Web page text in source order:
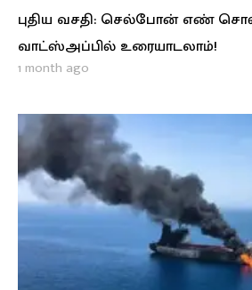
புதிய வசதி: செல்போன் எண்
வாட்ஸ்அப்பில் உரையாடலாம்!
1 month ago